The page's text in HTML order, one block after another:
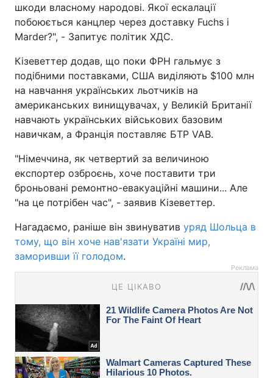
шкоди власному народові. Якої ескалації
побоюється канцлер через доставку Fuchs і
Marder?", - Запитує політик ХДС.
Кізеветтер додав, що поки ФРН гальмує з
подібними поставками, США виділяють $100 млн
на навчання українських льотчиків на
американських винищувачах, у Великій Британії
навчають українських військових базовим
навичкам, а Франція поставляє БТР VAB.
"Німеччина, як четвертий за величиною
експортер озброєнь, хоче поставити три
броньовані ремонтно-евакуаційні машини... Але
"на це потрібен час", - заявив Кізеветтер.
Нагадаємо, раніше він звинуватив уряд Шольца в
тому, що він хоче нав'язати Україні мир,
заморивши її голодом.
Реклама